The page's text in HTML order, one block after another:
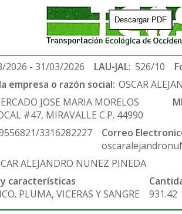
Descargar PDF
2026 - 31/03/2026 LAU-JAL: 526/10
empresa o razón social: OSCAR
JOSE MARIA MORELOS
#47, MIRAVALLE C.P. 44990
3316282227
Correo
ALEJANDRO NUNEZ PINEDA
características
PLUMA, VICERAS Y SANGRE
931.42